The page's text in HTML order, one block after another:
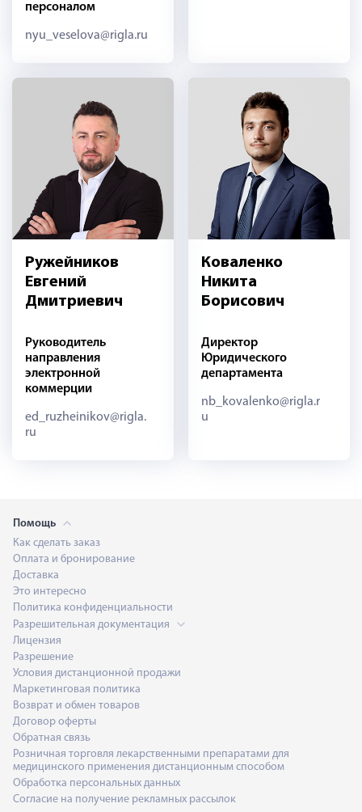
персоналом
nyu_veselova@rigla.ru
Ружейников
Евгений
Дмитриевич
Руководитель
направления
электронной
коммерции
ed_ruzheinikov@rigla.
ru
Коваленко
Никита
Борисович
Директор
Юридического
департамента
nb_kovalenko@rigla.r
u
Помощь
Как сделать заказ
Оплата и бронирование
Доставка
Это интересно
Политика конфиденциальности
Разрешительная документация
Лицензия
Разрешение
Условия дистанционной продажи
Маркетинговая политика
Возврат и обмен товаров
Договор оферты
Обратная связь
Розничная торговля лекарственными препаратами для
медицинского применения дистанционным способом
Обработка персональных данных
Согласие на получение рекламных рассылок